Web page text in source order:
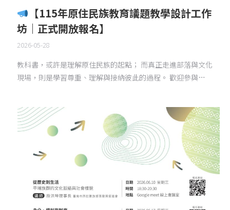
【115年原住民族教育議題教學設計工作
坊｜正式開放報名】
2026-05-28
教科書，或許是理解原住民族的起點； 而真正走進部落與文化
現場，則是學習尊重、理解與接納彼此的過程。 歡迎參與…